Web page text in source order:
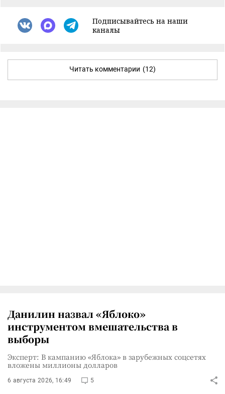
Подписывайтесь на наши
каналы
Читать комментарии (12)
Данилин назвал «Яблоко»
инструментом вмешательства в
выборы
Эксперт: В кампанию «Яблока» в зарубежных соцсетях
вложены миллионы долларов
6 августа 2026, 16:49 5